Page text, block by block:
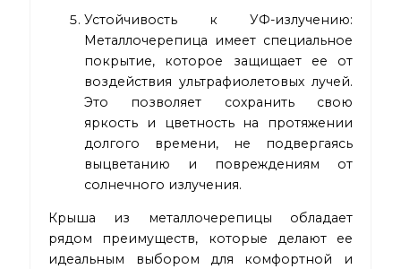
Устойчивость к УФ-излучению:
Металлочерепица имеет специальное
покрытие, которое защищает ее от
воздействия ультрафиолетовых лучей.
Это позволяет сохранить свою
яркость и цветность на протяжении
долгого времени, не подвергаясь
выцветанию и повреждениям от
солнечного излучения.
Крыша из металлочерепицы обладает
рядом преимуществ, которые делают ее
идеальным выбором для комфортной и